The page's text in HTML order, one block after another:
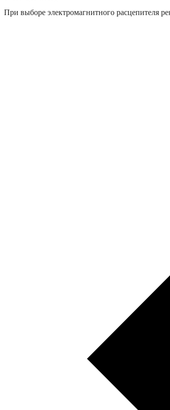
При выборе электромагнитного расцепителя